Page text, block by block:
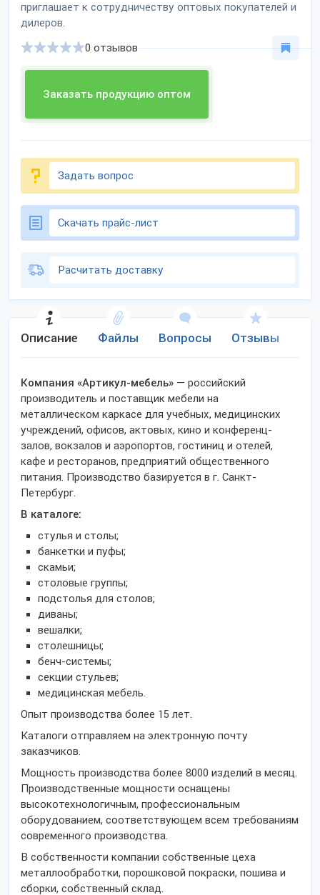
приглашает к сотрудничеству оптовых покупателей и
дилеров.
Заказать продукцию оптом
0 отзывов
Задать вопрос
Скачать прайс-лист
Расчитать доставку
Описание Файлы Вопросы Отзывы
Компания «Артикул-мебель» — российский
производитель и поставщик мебели на
металлическом каркасе для учебных, медицинских
учреждений, офисов, актовых, кино и конференц-
залов, вокзалов и аэропортов, гостиниц и отелей,
кафе и ресторанов, предприятий общественного
питания. Производство базируется в г. Санкт-
Петербург.
В каталоге:
стулья и столы;
банкетки и пуфы;
скамьи;
столовые группы;
подстолья для столов;
диваны;
вешалки;
столешницы;
бенч-системы;
секции стульев;
медицинская мебель.
Опыт производства более 15 лет.
Каталоги отправляем на электронную почту
заказчиков.
Мощность производства более 8000 изделий в месяц.
Производственные мощности оснащены
высокотехнологичным, профессиональным
оборудованием, соответствующем всем требованиям
современного производства.
В собственности компании собственные цеха
металлообработки, порошковой покраски, пошива и
сборки, собственный склад.